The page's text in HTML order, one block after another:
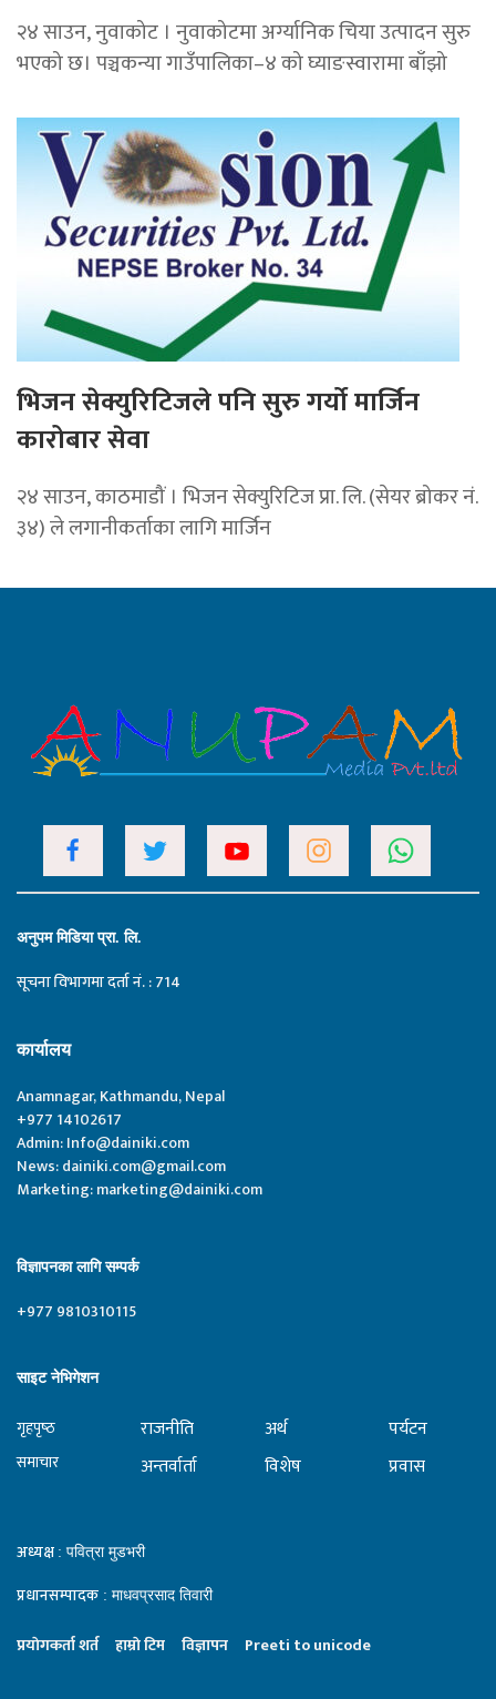
२४ साउन, नुवाकोट । नुवाकोटमा अर्ग्यानिक चिया उत्पादन सुरु
भएको छ। पञ्चकन्या गाउँपालिका–४ को घ्याङस्वारामा बाँझो
भिजन सेक्युरिटिजले पनि सुरु गर्यो मार्जिन
कारोबार सेवा
२४ साउन, काठमाडौं । भिजन सेक्युरिटिज प्रा. लि. (सेयर ब्रोकर नं.
३४) ले लगानीकर्ताका लागि मार्जिन
अनुपम मिडिया प्रा. लि.
सूचना विभागमा दर्ता नं. : 714
कार्यालय
Anamnagar, Kathmandu, Nepal
+977 14102617
Admin:Info@dainiki.com
News:dainiki.com@gmail.com
Marketing:marketing@dainiki.com
विज्ञापनका लागि सम्पर्क
+977 9810310115
साइट नेभिगेशन
गृहपृष्‍ठ
समाचार
राजनीति
अन्तर्वार्ता
अर्थ
विशेष
पर्यटन
प्रवास
अध्यक्ष : पवित्रा मुडभरी
प्रधानसम्पादक : माधवप्रसाद तिवारी
प्रयाेगकर्ता शर्त हाम्राे टिम विज्ञापन Preeti to unicode